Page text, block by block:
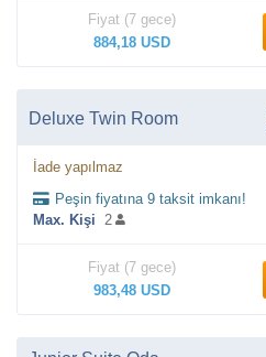
Fiyat (7 gece)
884,18 USD
Deluxe Twin Room
İade yapılmaz
Peşin fiyatına 9 taksit imkanı!
Max. Kişi 2
Fiyat (7 gece)
983,48 USD